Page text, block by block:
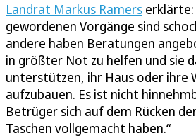
Landrat Markus Ramers
gewordenen Vorgänge sind
andere haben Beratungen
in größter Not zu helfen und sie
unterstützen, ihr Haus oder ihre
aufzubauen. Es ist nicht
Betrüger sich auf dem Rücken
Taschen vollgemacht haben.“